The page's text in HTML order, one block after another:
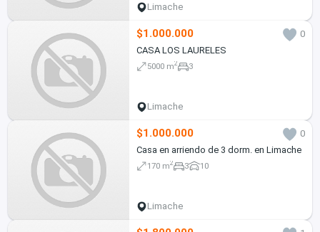
Limache
$1.000.000
0
CASA LOS LAURELES
5000 m2 3
Limache
$1.000.000
0
Casa en arriendo de 3 dorm. en Limache
170 m2 3 10
Limache